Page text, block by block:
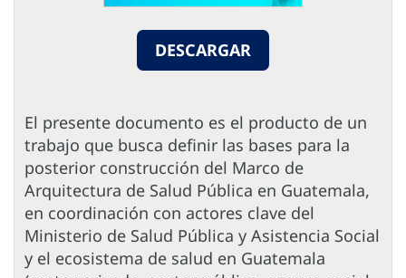
DESCARGAR
El presente documento es el producto de un
trabajo que busca definir las bases para la
posterior construcción del Marco de
Arquitectura de Salud Pública en Guatemala,
en coordinación con actores clave del
Ministerio de Salud Pública y Asistencia Social
y el ecosistema de salud en Guatemala